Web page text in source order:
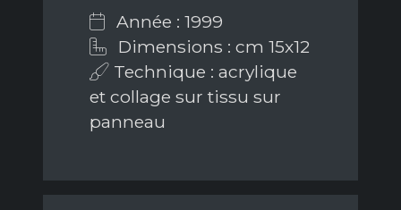
Année : 1999
Dimensions : cm 15x12
Technique : acrylique
et collage sur tissu sur
panneau